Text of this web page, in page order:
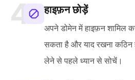
हाइफ़न छोड़ें
अपने डोमेन में हाइफ़न शामिल
सकता है और याद रखना कठिन
लेने से पहले ध्यान से सोचें।